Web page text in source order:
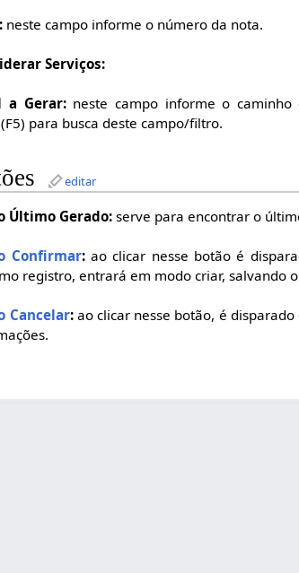
neste campo informe o número da nota.
Serviços:
a Gerar:neste campo informe o caminho
para busca deste campo/filtro.
editar
Último Gerado: serve para encontrar o
Confirmar:ao clicar nesse botão é
registro, entrará em modo criar, salvando
Cancelar:ao clicar nesse botão, é